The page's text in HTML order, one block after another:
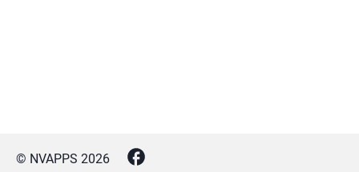
© NVAPPS 2026